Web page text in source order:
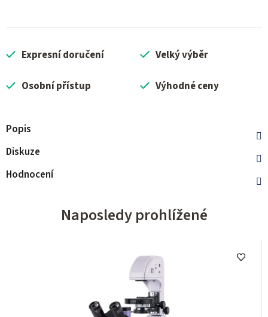
Expresní doručení Velký výběr
Osobní přístup Výhodné ceny
Popis
Diskuze
Hodnocení
Naposledy prohlížené